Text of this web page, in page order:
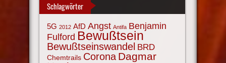
Schlagwörter
5G 2012 AfD Angst Antifa Benjamin
Fulford Bewußtsein
Bewußtseinswandel BRD
Chemtrails Corona Dagmar